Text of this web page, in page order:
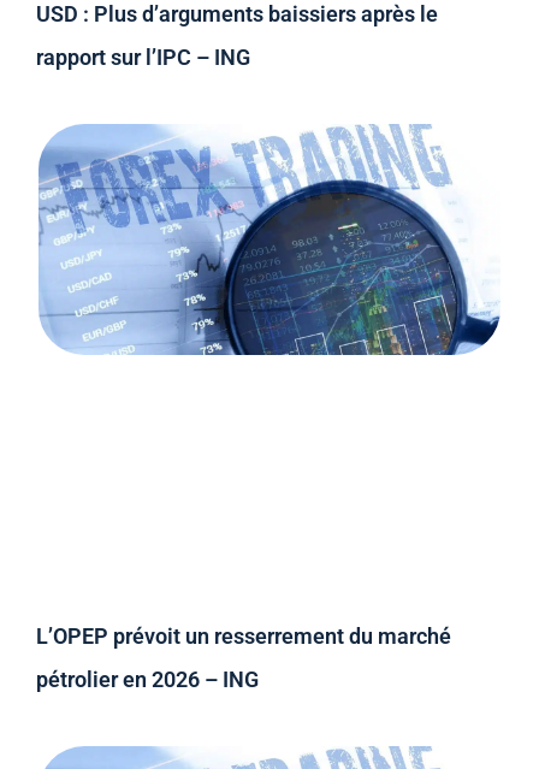
USD : Plus d’arguments baissiers après le
rapport sur l’IPC – ING
L’OPEP prévoit un resserrement du marché
pétrolier en 2026 – ING